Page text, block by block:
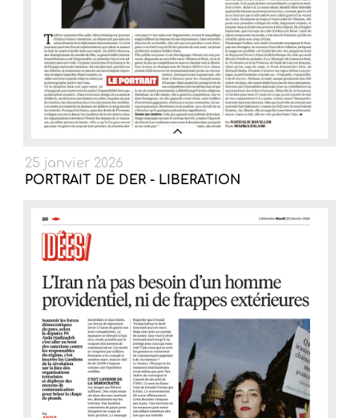
25 janvier 2026
PORTRAIT DE DER - LIBERATION